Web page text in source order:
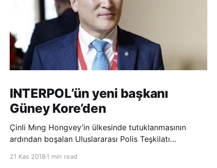
INTERPOL’ün yeni başkanı
Güney Kore’den
Çinli Mıng Hongvey’in ülkesinde tutuklanmasının
ardından boşalan Uluslararası Polis Teşkilatı
21 Kas 2018 1 min read